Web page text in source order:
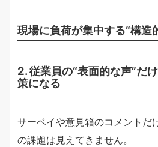
現場に負荷が集中する“構造
2. 従業員の“表面的な声”だ
策になる
サーベイや意見箱のコメントだ
の課題は見えてきません。